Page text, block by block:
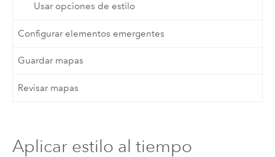
Usar opciones de estilo
Configurar elementos emergentes
Guardar mapas
Revisar mapas
Aplicar estilo al tiempo